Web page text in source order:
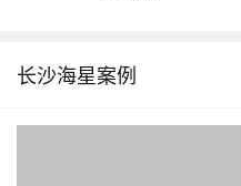
长沙海星案例